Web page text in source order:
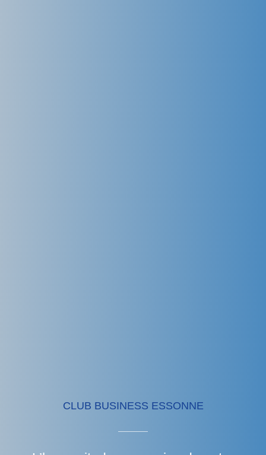
CLUB BUSINESS ESSONNE